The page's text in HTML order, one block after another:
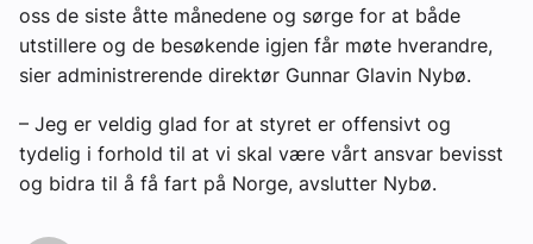
oss de siste åtte månedene og sørge for at både
utstillere og de besøkende igjen får møte hverandre,
sier administrerende direktør Gunnar Glavin Nybø.
– Jeg er veldig glad for at styret er offensivt og
tydelig i forhold til at vi skal være vårt ansvar bevisst
og bidra til å få fart på Norge, avslutter Nybø.